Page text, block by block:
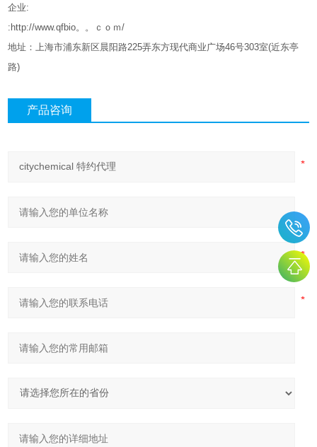
企业:
:http://www.qfbio。。ｃｏｍ/
地址：上海市浦东新区晨阳路225弄东方现代商业广场46号303室(近东亭
路)
产品咨询